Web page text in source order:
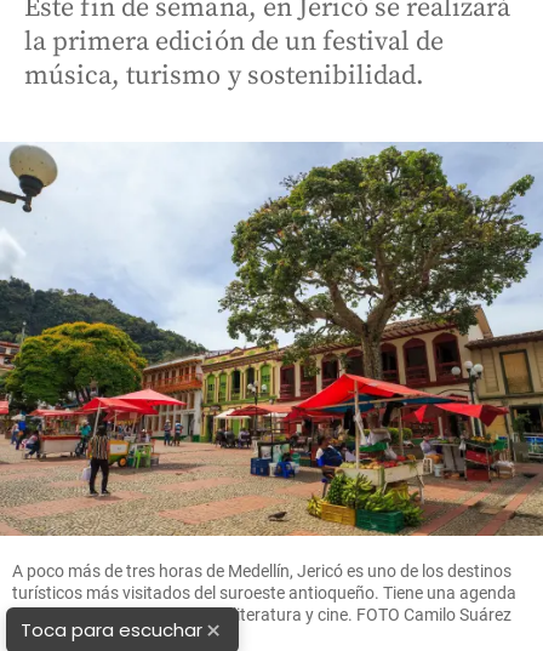
Este fin de semana, en Jericó se realizará
la primera edición de un festival de
música, turismo y sostenibilidad.
A poco más de tres horas de Medellín, Jericó es uno de los destinos
turísticos más visitados del suroeste antioqueño. Tiene una agenda
cultural robusta, con música, literatura y cine. FOTO Camilo Suárez
Toca para escuchar×